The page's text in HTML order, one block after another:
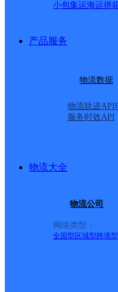
小包集运海运拼
产品服务
物流数据
物流轨迹API
服务时效API
物流大全
物流公司
网络类型：
全国型 区域型跨境型